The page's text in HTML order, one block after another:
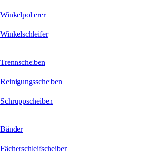
Winkelpolierer
Winkelschleifer
Trennscheiben
Reinigungsscheiben
Schruppscheiben
Bänder
Fächerschleifscheiben